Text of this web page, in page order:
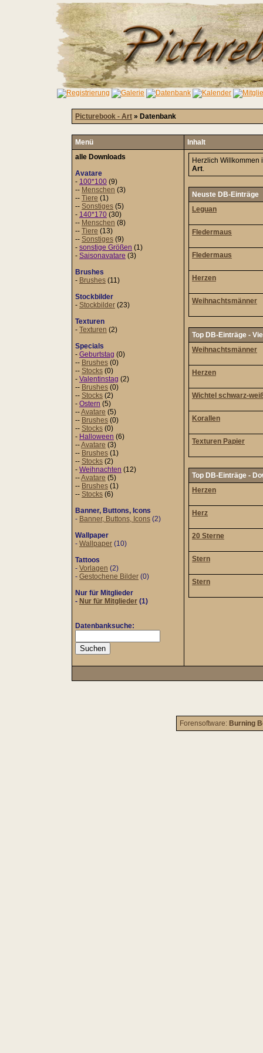
Picturebook - Art » Datenbank
Menü
Inhalt
alle Downloads
Avatare
- 100*100 (9)
-- Menschen (3)
-- Tiere (1)
-- Sonstiges (5)
- 140*170 (30)
-- Menschen (8)
-- Tiere (13)
-- Sonstiges (9)
- sonstige Größen (1)
- Saisonavatare (3)
Brushes
- Brushes (11)
Stockbilder
- Stockbilder (23)
Texturen
- Texturen (2)
Specials
- Geburtstag (0)
-- Brushes (0)
-- Stocks (0)
- Valentinstag (2)
-- Brushes (0)
-- Stocks (2)
- Ostern (5)
--Avatare (5)
-- Brushes (0)
-- Stocks (0)
- Halloween (6)
--Avatare (3)
-- Brushes (1)
-- Stocks (2)
- Weihnachten (12)
--Avatare (5)
-- Brushes (1)
-- Stocks (6)
Banner, Buttons, Icons
- Banner, Buttons, Icons (2)
Wallpaper
- Wallpaper (10)
Tattoos
- Vorlagen (2)
- Gestochene Bilder (0)
Nur für Mitglieder
- Nur für Mitglieder (1)
Datenbanksuche:
Herzlich
Art.
Neuste DB-Einträge
Leguan
Fledermaus
Fledermaus
Herzen
Weihnachtsmänner
Top DB-Einträge -
Weihnachtsmänner
Herzen
Wichtel schwarz-
Korallen
Texturen Papier
Top DB-Einträge -
Herzen
Herz
20 Sterne
Stern
Stern
Forensoftware: Burning